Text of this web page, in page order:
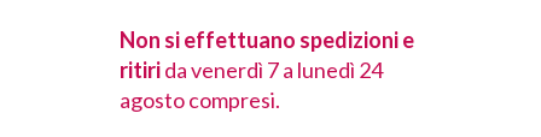
Non si effettuano spedizioni e
ritirida venerdì 7 a lunedì 24
agosto compresi.